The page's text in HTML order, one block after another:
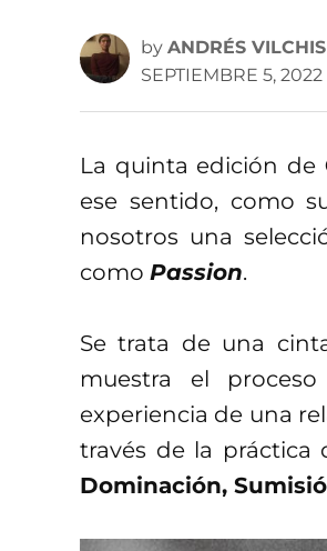
by ANDRÉS VILCHIS
SEPTIEMBRE 5, 2022
La quinta edición de
ese sentido, como
nosotros una
como Passion.
Se trata de una
muestra el
experiencia de una
través de la práctica
Dominación,